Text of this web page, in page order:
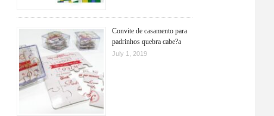
Convite de casamento para
padrinhos quebra cabe?a
July 1, 2019